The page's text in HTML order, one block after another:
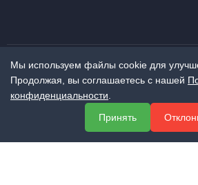
МЕНЮ
Мы используем файлы cookie для
Продолжая, вы соглашаетесь с нашей
конфиденциальности
Принять